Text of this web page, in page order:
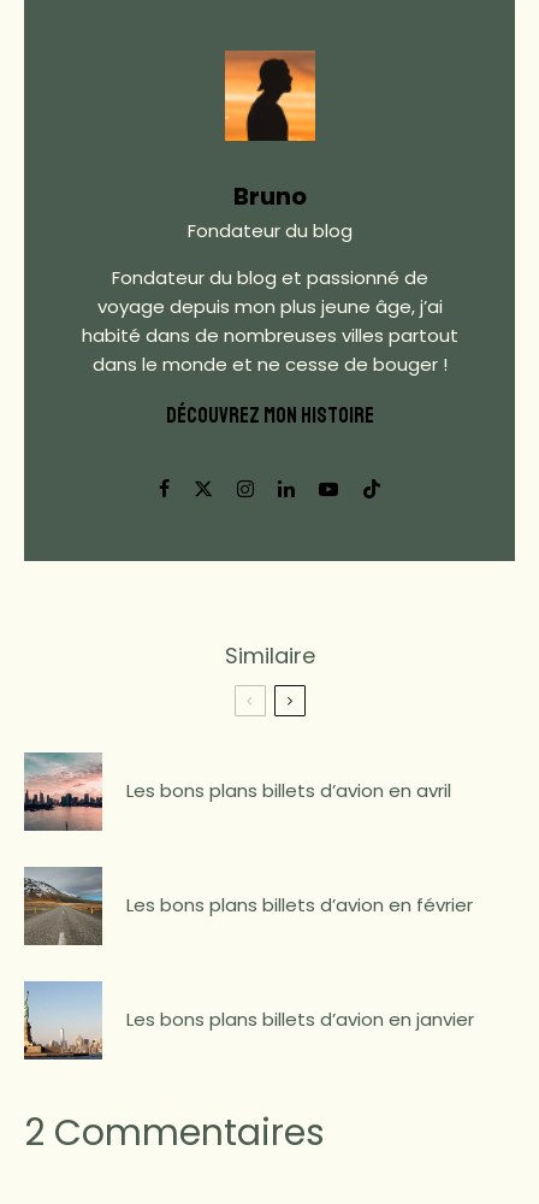
Bruno
Fondateur du blog
Fondateur du blog et passionné de
voyage depuis mon plus jeune âge, j’ai
habité dans de nombreuses villes partout
dans le monde et ne cesse de bouger !
DÉCOUVREZ MON HISTOIRE
Similaire
Les bons plans billets d’avion en avril
Les bons plans billets d’avion en février
Les bons plans billets d’avion en janvier
2 Commentaires